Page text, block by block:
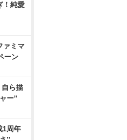
！純愛
ァミマ
ーン
ら描
ー”
1周年